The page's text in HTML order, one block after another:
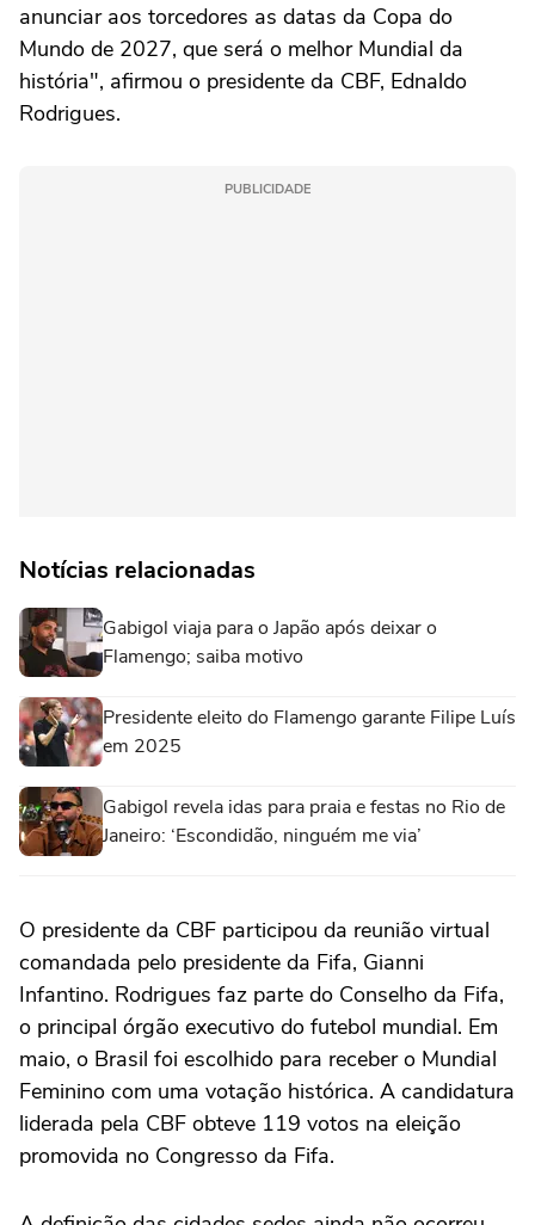
anunciar aos torcedores as datas da Copa do
Mundo de 2027, que será o melhor Mundial da
história", afirmou o presidente da CBF, Ednaldo
Rodrigues.
PUBLICIDADE
Notícias relacionadas
Gabigol viaja para o Japão após deixar o
Flamengo; saiba motivo
Presidente eleito do Flamengo garante Filipe Luís
em 2025
Gabigol revela idas para praia e festas no Rio de
Janeiro: ‘Escondidão, ninguém me via’
O presidente da CBF participou da reunião virtual
comandada pelo presidente da Fifa, Gianni
Infantino. Rodrigues faz parte do Conselho da Fifa,
o principal órgão executivo do futebol mundial. Em
maio, o Brasil foi escolhido para receber o Mundial
Feminino com uma votação histórica. A candidatura
liderada pela CBF obteve 119 votos na eleição
promovida no Congresso da Fifa.